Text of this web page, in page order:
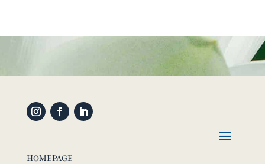
HOMEPAGE